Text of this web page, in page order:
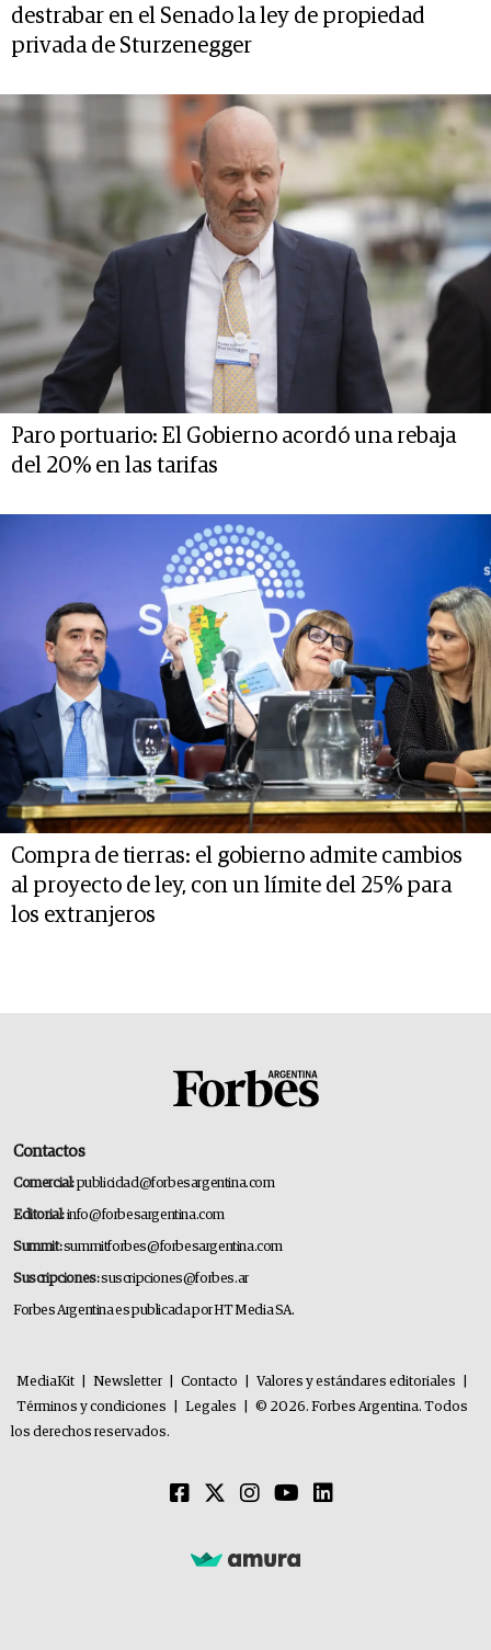
destrabar en el Senado la ley de propiedad
privada de Sturzenegger
Paro portuario: El Gobierno acordó una rebaja
del 20% en las tarifas
Compra de tierras: el gobierno admite cambios
al proyecto de ley, con un límite del 25% para
los extranjeros
Contactos
Comercial:publicidad@forbesargentina.com
Editorial:info@forbesargentina.com
Summit:summitforbes@forbesargentina.com
Suscripciones:suscripciones@forbes.ar
Forbes Argentina es publicada por HT Media SA.
MediaKit Newsletter Contacto Valores y estándares editoriales
Términos y condiciones
Legales
© 2026. Forbes Argentina. Todos
los derechos reservados.